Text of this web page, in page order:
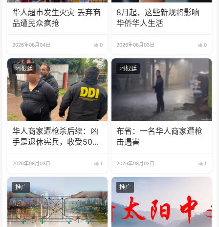
华人超市发生火灾 丢弃商
品遭民众疯抢
2026年08月04日 0
8月起，这些新规将影响
华侨华人生活
2026年08月03日 0
阿根廷
华人商家遭枪杀后续：凶
手是退休宪兵，收受5000
2026年08月03日 1
阿根廷
布省：一名华人商家遭枪
击遇害
2026年08月02日 1
推广 推广